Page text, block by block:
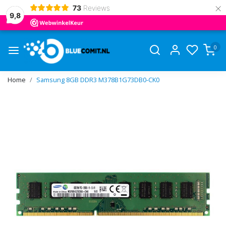
9,8
73 Reviews ×
0
Home Samsung 8GB DDR3 M378B1G73DB0-CK0